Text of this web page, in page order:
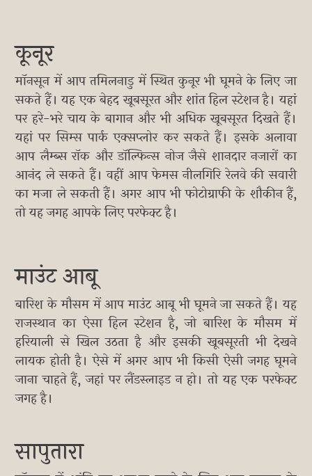
कूनूर
मॉनसून में आप तमिलनाडु में स्थित कुनूर भी घूमने के लिए जा
सकते हैं। यह एक बेहद खूबसूरत और शांत हिल स्टेशन है। यहां
पर हरे-भरे चाय के बागान और भी अधिक खूबसूरत दिखते हैं।
यहां पर सिम्स पार्क एक्सप्लोर कर सकते हैं। इसके अलावा
आप लैम्ब्स रॉक और डॉल्फिन्स नोज जैसे शानदार नजारों का
आनंद ले सकते हैं। वहीं आप फेमस नीलगिरि रेलवे की सवारी
का मजा ले सकती हैं। अगर आप भी फोटोग्राफी के शौकीन हैं,
तो यह जगह आपके लिए परफेक्ट है।
माउंट आबू
बारिश के मौसम में आप माउंट आबू भी घूमने जा सकते हैं। यह
राजस्थान का ऐसा हिल स्टेशन है, जो बारिश के मौसम में
हरियाली से खिल उठता है और इसकी खूबसूरती भी देखने
लायक होती है। ऐसे में अगर आप भी किसी ऐसी जगह घूमने
जाना चाहते हैं, जहां पर लैंडस्लाइड न हो। तो यह एक परफेक्ट
जगह है।
सापुतारा